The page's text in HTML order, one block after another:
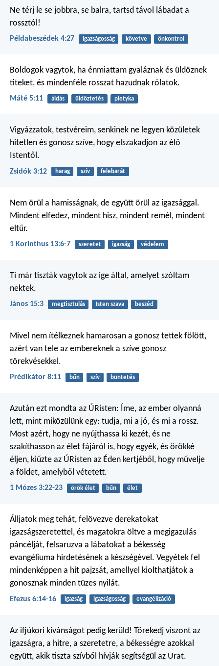
Ne térj le se jobbra, se balra, tartsd távol lábadat a
rossztól!
Példabeszédek 4:27 igazságosság követve önkontrol
Boldogok vagytok, ha énmiattam gyaláznak és üldöznek
titeket, és mindenféle rosszat hazudnak rólatok.
Máté 5:11 áldás üldöztetés pletyka
Vigyázzatok, testvéreim, senkinek ne legyen közületek
hitetlen és gonosz szíve, hogy elszakadjon az élő
Istentől.
Zsidók 3:12 harag szív felebarát
Nem örül a hamisságnak, de együtt örül az igazsággal.
Mindent elfedez, mindent hisz, mindent remél, mindent
eltűr.
1 Korinthus 13:6-7 szeretet igazság védelem
Ti már tiszták vagytok az ige által, amelyet szóltam
nektek.
János 15:3 megtisztulás Isten szava beszéd
Mivel nem ítélkeznek hamarosan a gonosz tettek fölött,
azért van tele az embereknek a szíve gonosz
törekvésekkel.
Prédikátor 8:11 bűn szív büntetés
Azután ezt mondta az ÚRisten: Íme, az ember olyanná
lett, mint miközülünk egy: tudja, mi a jó, és mi a rossz.
Most azért, hogy ne nyújthassa ki kezét, és ne
szakíthasson az élet fájáról is, hogy egyék, és örökké
éljen, kiűzte az ÚRisten az Éden kertjéből, hogy művelje
a földet, amelyből vétetett.
1 Mózes 3:22-23 örök élet bűn élet
Álljatok meg tehát, felövezve derekatokat
igazságszeretettel, és magatokra öltve a megigazulás
páncélját, felsaruzva a lábatokat a békesség
evangéliuma hirdetésének a készségével. Vegyétek fel
mindenképpen a hit pajzsát, amellyel kiolthatjátok a
gonosznak minden tüzes nyilát.
Efezus 6:14-16 igazság igazságosság evangélizáció
Az ifjúkori kívánságot pedig kerüld! Törekedj viszont az
igazságra, a hitre, a szeretetre, a békességre azokkal
együtt, akik tiszta szívből hívják segítségül az Urat.